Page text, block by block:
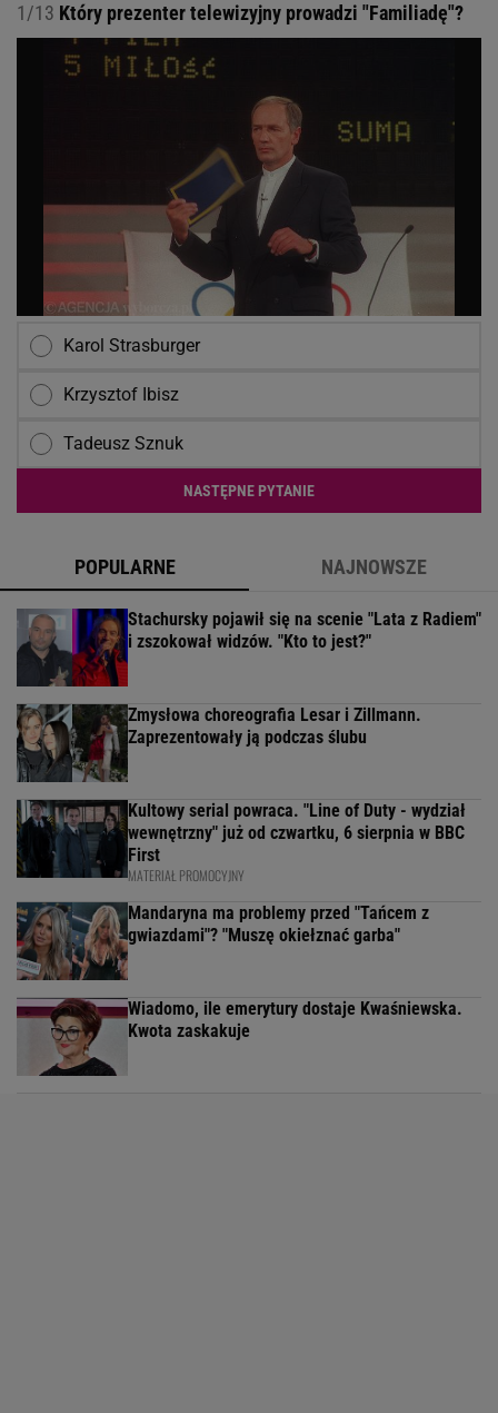
1/13 Który prezenter telewizyjny prowadzi "Familiadę"?
Karol Strasburger
Krzysztof Ibisz
Tadeusz Sznuk
NASTĘPNE PYTANIE
POPULARNE NAJNOWSZE
Stachursky pojawił się na scenie "Lata z Radiem"
i zszokował widzów. "Kto to jest?"
Zmysłowa choreografia Lesar i Zillmann.
Zaprezentowały ją podczas ślubu
Kultowy serial powraca. "Line of Duty - wydział
wewnętrzny" już od czwartku, 6 sierpnia w BBC
First
MATERIAŁ PROMOCYJNY
Mandaryna ma problemy przed "Tańcem z
gwiazdami"? "Muszę okiełznać garba"
Wiadomo, ile emerytury dostaje Kwaśniewska.
Kwota zaskakuje